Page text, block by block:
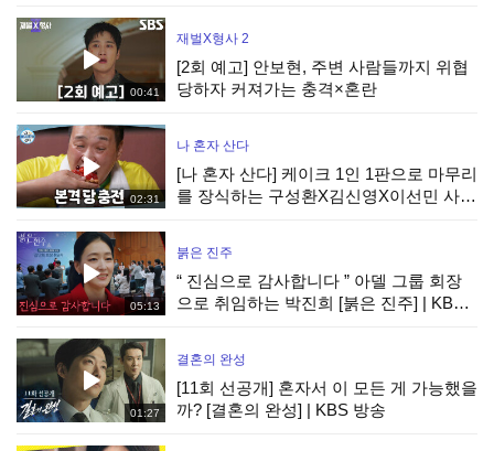
00:41
재벌X형사 2
[2회 예고] 안보현, 주변 사람들까지 위협
당하자 커져가는 충격×혼란
02:31
나 혼자 산다
[나 혼자 산다] 케이크 1인 1판으로 마무리
를 장식하는 구성환X김신영X이선민 사전
05:13
붉은 진주
“ 진심으로 감사합니다 ” 아델 그룹 회장
으로 취임하는 박진희 [붉은 진주] | KBS
01:27
결혼의 완성
[11회 선공개] 혼자서 이 모든 게 가능했을
까? [결혼의 완성] | KBS 방송